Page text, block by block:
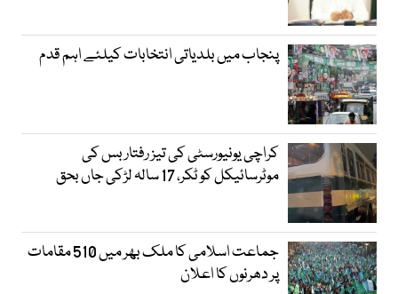
پنجاب میں بلدیاتی انتخابات کیلئے اہم قدم
کراچی یونیورسٹی کی تیز رفتار بس کی
موٹرسائیکل کو ٹکر، 17 سالہ لڑکی جاں بحق
جماعت اسلامی کا ملک بھر میں 510 مقامات
پر دھرنوں کا اعلان